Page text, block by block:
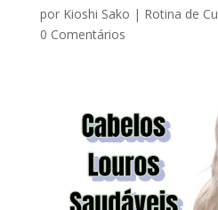
por Kioshi Sako | Rotina de
0 Comentários